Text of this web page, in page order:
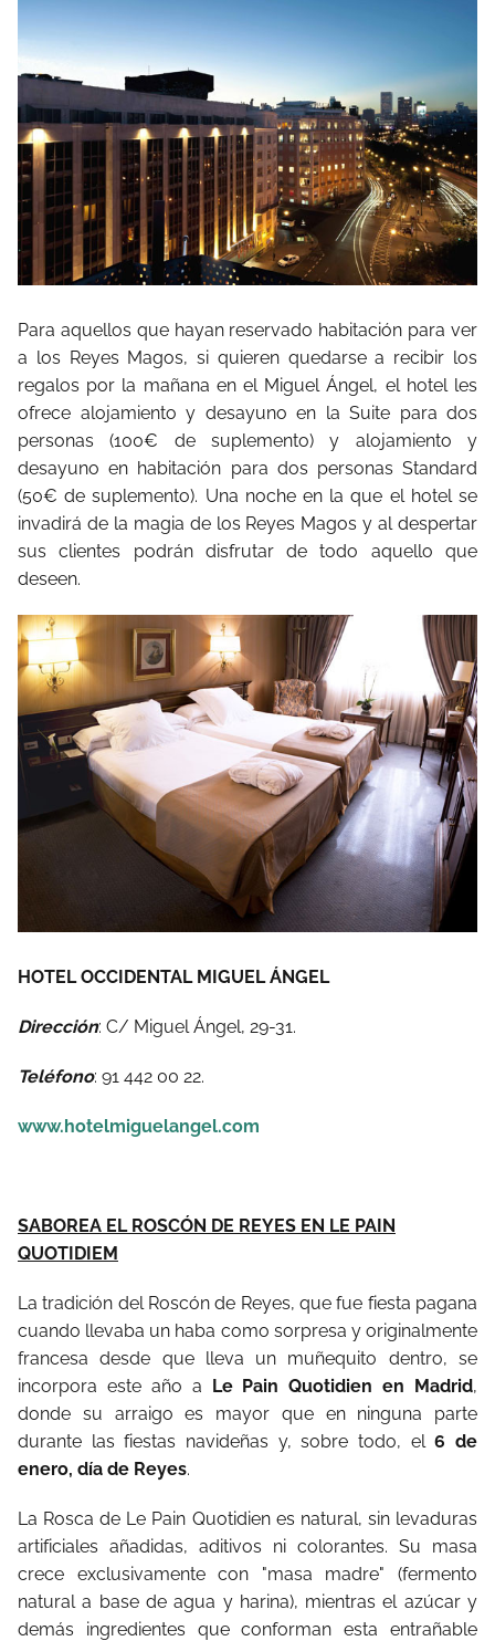
Para aquellos que hayan reservado habitación para ver
a los Reyes Magos, si quieren quedarse a recibir los
regalos por la mañana en el Miguel Ángel, el hotel les
ofrece alojamiento y desayuno en la Suite para dos
personas (100€ de suplemento) y alojamiento y
desayuno en habitación para dos personas Standard
(50€ de suplemento). Una noche en la que el hotel se
invadirá de la magia de los Reyes Magos y al despertar
sus clientes podrán disfrutar de todo aquello que
deseen.
HOTEL OCCIDENTAL MIGUEL ÁNGEL
Dirección: C/ Miguel Ángel, 29-31.
Teléfono: 91 442 00 22.
www.hotelmiguelangel.com
SABOREA EL ROSCÓN DE REYES EN LE PAIN
QUOTIDIEM
La tradición del Roscón de Reyes, que fue fiesta pagana
cuando llevaba un haba como sorpresa y originalmente
francesa desde que lleva un muñequito dentro, se
incorpora este año a Le Pain Quotidien en Madrid,
donde su arraigo es mayor que en ninguna parte
durante las fiestas navideñas y, sobre todo, el6 de
enero, día de Reyes.
La Rosca de Le Pain Quotidien es natural, sin levaduras
artificiales añadidas, aditivos ni colorantes. Su masa
crece exclusivamente con "masa madre" (fermento
natural a base de agua y harina), mientras el azúcar y
demás ingredientes que conforman esta entrañable